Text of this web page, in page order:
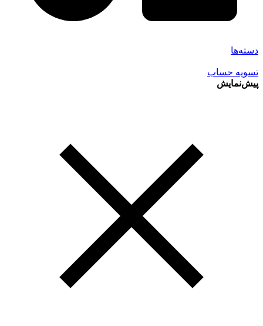
دسته‌ها
تسویه حساب
پیش‌نمایش